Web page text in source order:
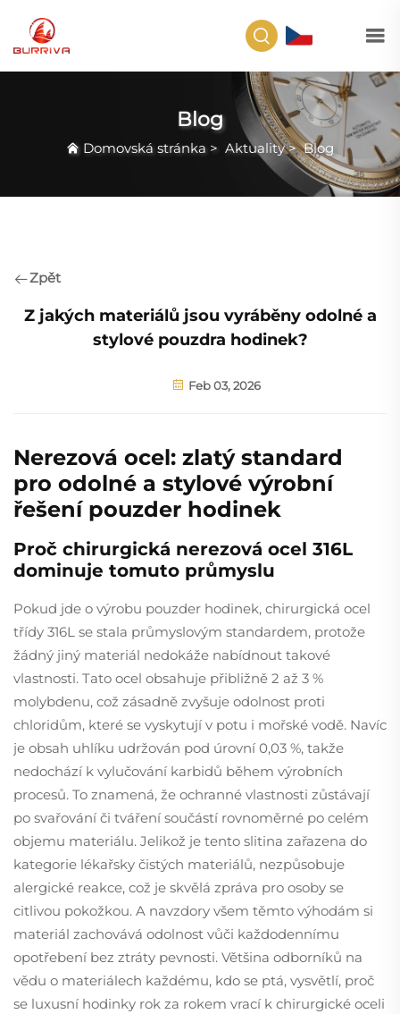
Blog
Domovská stránka > Aktuality>Blog
Zpět
Z jakých materiálů jsou vyráběny odolné a
stylové pouzdra hodinek?
Feb 03, 2026
Nerezová ocel: zlatý standard
pro odolné a stylové výrobní
řešení pouzder hodinek
Proč chirurgická nerezová ocel 316L
dominuje tomuto průmyslu
Pokud jde o výrobu pouzder hodinek, chirurgická ocel
třídy 316L se stala průmyslovým standardem, protože
žádný jiný materiál nedokáže nabídnout takové
vlastnosti. Tato ocel obsahuje přibližně 2 až 3 %
molybdenu, což zásadně zvyšuje odolnost proti
chloridům, které se vyskytují v potu i mořské vodě. Navíc
je obsah uhlíku udržován pod úrovní 0,03 %, takže
nedochází k vylučování karbidů během výrobních
procesů. To znamená, že ochranné vlastnosti zůstávají
po svařování či tváření součástí rovnoměrné po celém
objemu materiálu. Jelikož je tento slitina zařazena do
kategorie lékařsky čistých materiálů, nezpůsobuje
alergické reakce, což je skvělá zpráva pro osoby se
citlivou pokožkou. A navzdory všem těmto výhodám si
materiál zachovává odolnost vůči každodennímu
opotřebení bez ztráty pevnosti. Většina odborníků na
vědu o materiálech každému, kdo se ptá, vysvětlí, proč
se luxusní hodinky rok za rokem vrací k chirurgické oceli